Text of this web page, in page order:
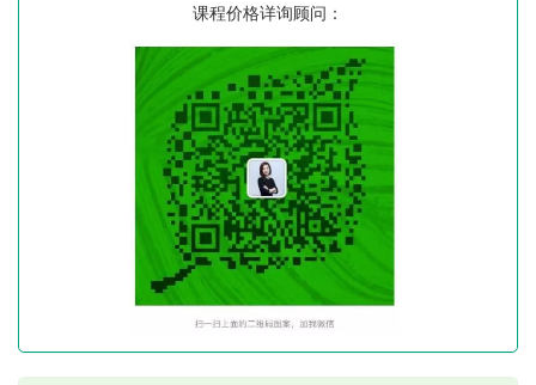
课程价格详询顾问：